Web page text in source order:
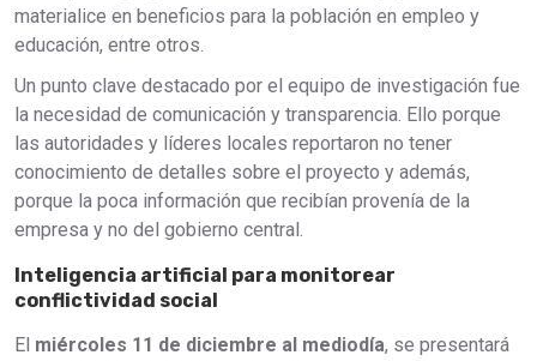
materialice en beneficios para la población en empleo y
educación, entre otros.
Un punto clave destacado por el equipo de investigación fue
la necesidad de comunicación y transparencia. Ello porque
las autoridades y líderes locales reportaron no tener
conocimiento de detalles sobre el proyecto y además,
porque la poca información que recibían provenía de la
empresa y no del gobierno central.
Inteligencia artificial para monitorear
conflictividad social
El miércoles 11 de diciembre al mediodía, se presentará